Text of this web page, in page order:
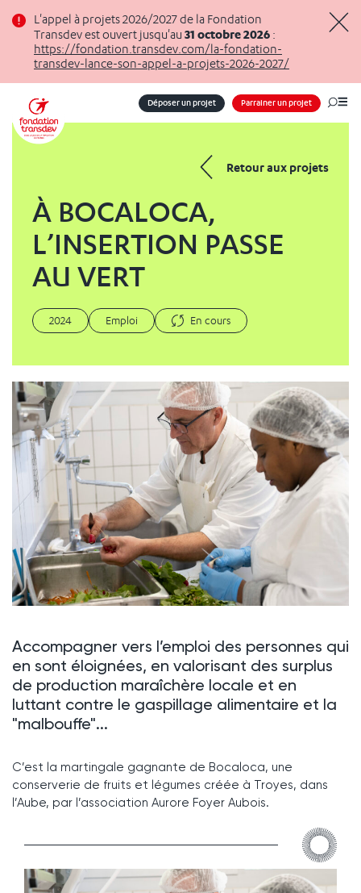
L'appel à projets 2026/2027 de la Fondation
Transdev est ouvert jusqu'au 31 octobre 2026 :
https://fondation.transdev.com/la-fondation-
transdev-lance-son-appel-a-projets-2026-2027/
Déposer un projet Parrainer un projet
Retour aux projets
À BOCALOCA,
L’INSERTION PASSE
AU VERT
2024 Emploi En cours
Accompagner vers l’emploi des personnes qui
en sont éloignées, en valorisant des surplus
de production maraîchère locale et en
luttant contre le gaspillage alimentaire et la
"malbouffe"...
C’est la martingale gagnante de Bocaloca, une
conserverie de fruits et légumes créée à Troyes, dans
l’Aube, par l’association Aurore Foyer Aubois.